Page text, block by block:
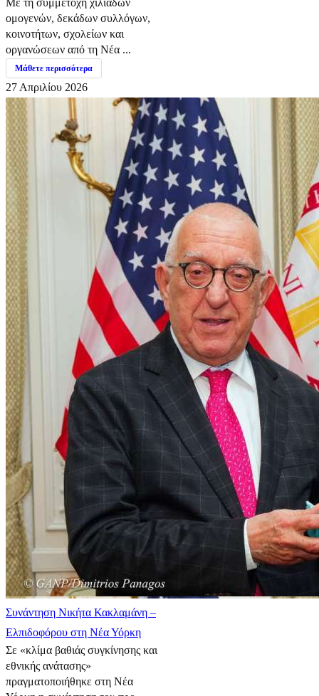
Με τη συμμετοχή χιλιάδων
ομογενών, δεκάδων συλλόγων,
κοινοτήτων, σχολείων και
οργανώσεων από τη Νέα ...
Μάθετε περισσότερα
27 Απριλίου 2026
Συνάντηση Νικήτα Κακλαμάνη –
Ελπιδοφόρου στη Νέα Υόρκη
Σε «κλίμα βαθιάς συγκίνησης και
εθνικής ανάτασης»
πραγματοποιήθηκε στη Νέα